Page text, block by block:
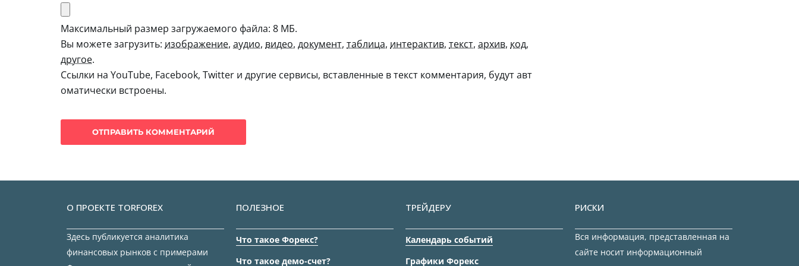
Максимальный размер загружаемого файла: 8 МБ.
Вы можете загрузить: изображение, аудио, видео, документ, таблица, интерактив, текст, архив, код,
другое.
Ссылки на YouTube, Facebook, Twitter и другие сервисы, вставленные в текст комментария, будут авт
оматически встроены.
О ПРОЕКТЕ TORFOREX
Здесь публикуется аналитика
финансовых рынков с примерами
ПОЛЕЗНОЕ
Что такое Форекс?
Что такое демо-счет?
ТРЕЙДЕРУ
Календарь событий
Графики Форекс
РИСКИ
Вся информация, представленная на
сайте носит информационный